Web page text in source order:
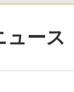
ュース